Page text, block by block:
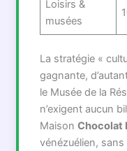
Loisirs &
musées
La stratégie «
gagnante,
le Musée de la
n’exigent aucun
Maison Chocolat
vénézuélien,